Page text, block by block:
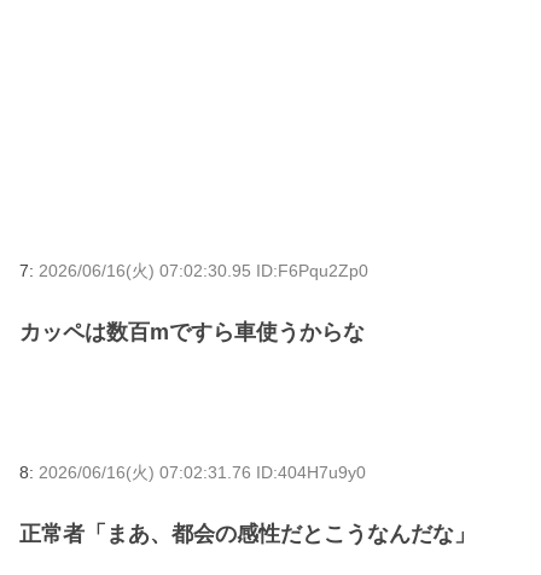
7: 2026/06/16(火) 07:02:30.95 ID:F6Pqu2Zp0
カッペは数百mですら車使うからな
8: 2026/06/16(火) 07:02:31.76 ID:404H7u9y0
正常者「まあ、都会の感性だとこうなんだな」